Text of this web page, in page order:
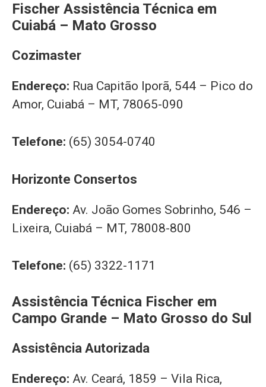
Fischer Assistência Técnica em
Cuiabá – Mato Grosso
Cozimaster
Endereço: Rua Capitão Iporã, 544 – Pico do
Amor, Cuiabá – MT, 78065-090
Telefone: (65) 3054-0740
Horizonte Consertos
Endereço: Av. João Gomes Sobrinho, 546 –
Lixeira, Cuiabá – MT, 78008-800
Telefone: (65) 3322-1171
Assistência Técnica Fischer em
Campo Grande – Mato Grosso do Sul
Assistência Autorizada
Endereço: Av. Ceará, 1859 – Vila Rica,